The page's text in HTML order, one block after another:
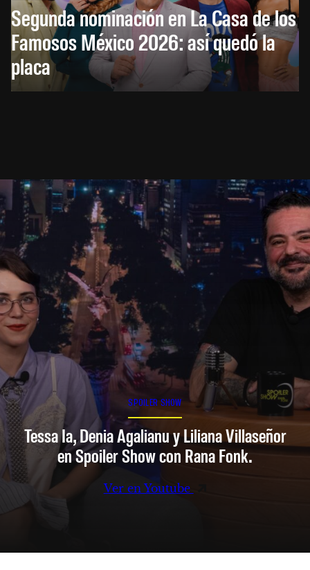
Segunda nominación en La Casa de los
Famosos México 2026: así quedó la
placa
SPOILER SHOW
Tessa Ia, Denia Agalianu y Liliana Villaseñor
en Spoiler Show con Rana Fonk.
Ver en Youtube